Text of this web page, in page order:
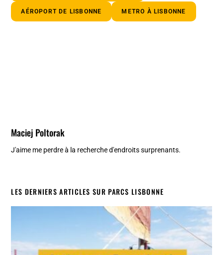
AÉROPORT DE LISBONNE METRO À LISBONNE
Maciej Poltorak
J'aime me perdre à la recherche d'endroits surprenants.
LES DERNIERS ARTICLES SUR PARCS LISBONNE